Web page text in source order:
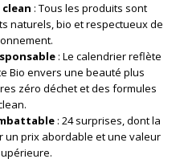
: Tous les produits sont
naturels, bio et respectueux de
: Le calendrier reflète
Bio envers une beauté plus
zéro déchet et des formules
: 24 surprises, dont la
un prix abordable et une valeur